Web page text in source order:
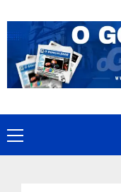
to
content
Primary
Menu